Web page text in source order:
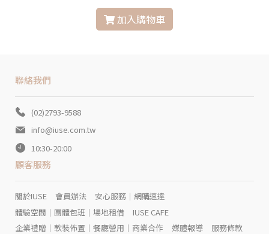
加入購物車
聯絡我們
(02)2793-9588
info@iuse.com.tw
10:30-20:00
顧客服務
關於IUSE 會員辦法
安心服務｜網購速達
體驗空間｜團體包班｜場地租借
IUSE CAFE
企業禮贈｜軟裝佈置｜餐廳營用｜商業合作
媒體報導 服務條款